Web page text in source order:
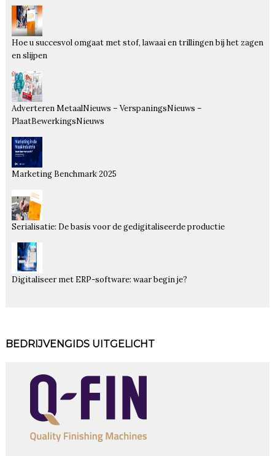
Hoe u succesvol omgaat met stof, lawaai en trillingen bij het zagen
en slijpen
Adverteren MetaalNieuws – VerspaningsNieuws –
PlaatBewerkingsNieuws
Marketing Benchmark 2025
Serialisatie: De basis voor de gedigitaliseerde productie
Digitaliseer met ERP-software: waar begin je?
BEDRIJVENGIDS UITGELICHT